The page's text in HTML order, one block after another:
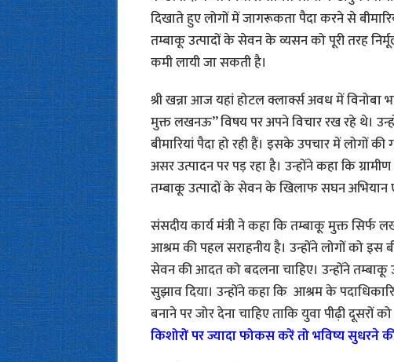
दिखाते हुए लोगों में जागरूकता पैदा करने से
तम्बाकू उत्पादों के सेवन के व्यसन को पूरी तरह
कमी लायी जा सकती है।
श्री खन्ना आज यहां होटल क्लार्क्स अवध में विनोबा
मुक्त लखनऊ’’ विषय पर अपने विचार रख रहे थे।
बीमारियां पैदा हो रही हैं। इसके उपचार में लोगों
असर उत्पादन पर पड़ रहा है। उन्होंने कहा कि
तम्बाकू उत्पादों के सेवन के खिलाफ सघन
संसदीय कार्य मंत्री ने कहा कि तम्बाकू मुक्त सिर्फ
आश्रम की पहल सराहनीय है। उन्होंने लोगों को इस
सेवन की आदत को बदलना चाहिए। उन्होंने
सुझाव दिया। उन्होंने कहा कि आश्रम के
बनाने पर जोर देना चाहिए ताकि युवा पीढ़ी
किशोरों पर ज्यादा फोकस करें तो भविष्य सुधरने